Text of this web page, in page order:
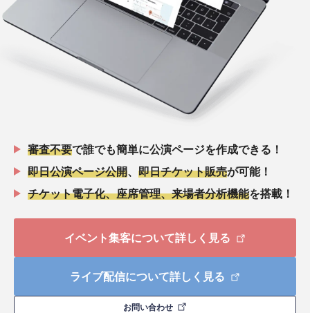
審査不要で誰でも簡単に公演ページを作成できる！
即日公演ページ公開、 即日チケット販売が可能！
チケット電子化、座席管理、来場者分析機能を搭載！
イベント集客について詳しく見る
ライブ配信について詳しく見る
お問い合わせ